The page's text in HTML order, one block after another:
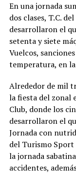
En una jornada
dos clases, T.C.
desarrollaron el
setenta y siete
Vuelcos,
temperatura, en
Alrededor de mil
la fiesta del zonal
Club, donde los
desarrollaron el
Jornada con
del Turismo Sport
la jornada
accidentes,